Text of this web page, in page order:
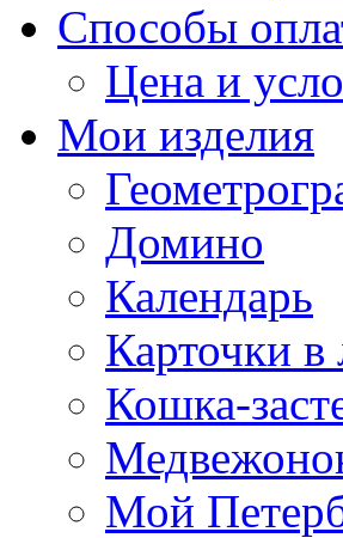
Способы
Цена и
Мои изделия
Домино
Календарь
Карточки в
Кошка-
Мой